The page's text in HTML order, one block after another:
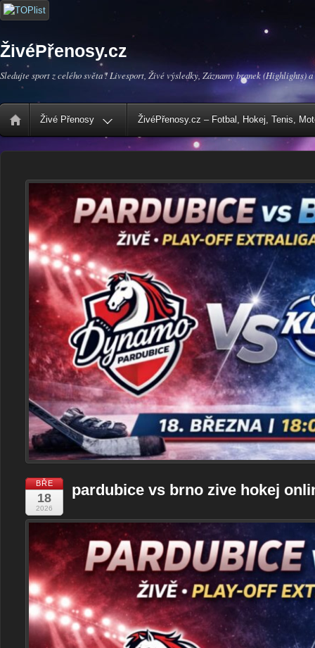
ŽivéPřenosy.cz
Sledujte sport z celého světa ! Livesport, Živé výsledky, Záznamy branek (Highlights) a
Živé Přenosy ŽivéPřenosy.cz – Fotbal, Hokej, Tenis,
BŘE
18
2026
pardubice vs brno zive hokej